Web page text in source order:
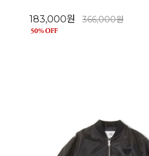
183,000원 366,000원